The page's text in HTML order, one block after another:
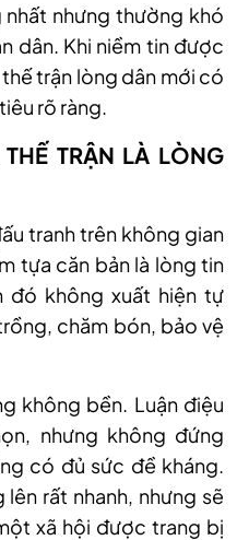
nhưng thường khó
dân. Khi niềm tin được
trận lòng dân mới có
rõ ràng.
TRẬN LÀ LÒNG
tranh trên không gian
tựa căn bản là lòng tin
đó không xuất hiện tự
chăm bón, bảo vệ
không bền. Luận điệu
nhưng không đứng
có đủ sức đề kháng.
rất nhanh, nhưng sẽ
xã hội được trang bị